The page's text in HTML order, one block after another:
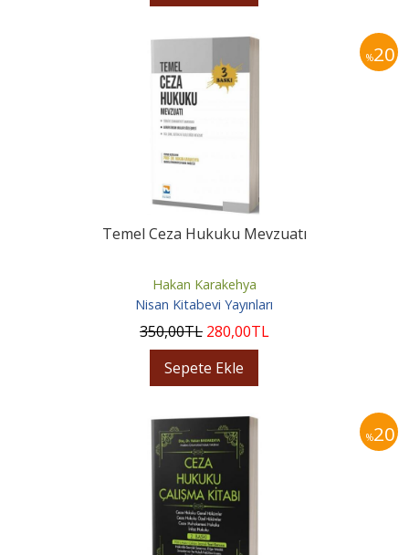
%20
Temel Ceza Hukuku Mevzuatı
Hakan Karakehya
Nisan Kitabevi Yayınları
350,00TL 280,00TL
Sepete Ekle
%20